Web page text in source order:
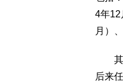
4年12
月）
其中
后来